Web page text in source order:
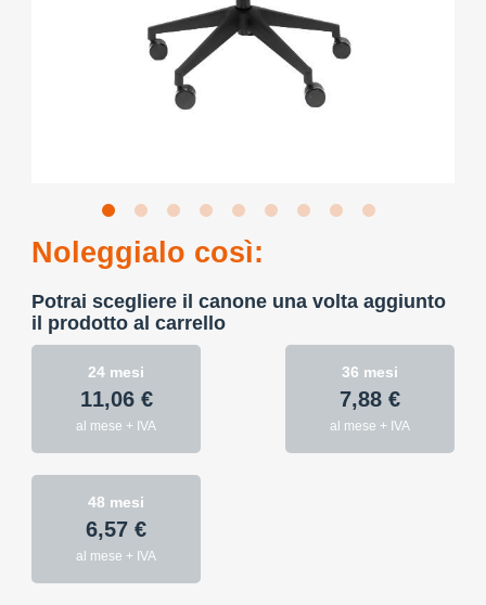
Noleggialo così:
Potrai scegliere il canone una volta aggiunto
il prodotto al carrello
24 mesi
11,06 €
al mese + IVA
36 mesi
7,88 €
al mese + IVA
48 mesi
6,57 €
al mese + IVA